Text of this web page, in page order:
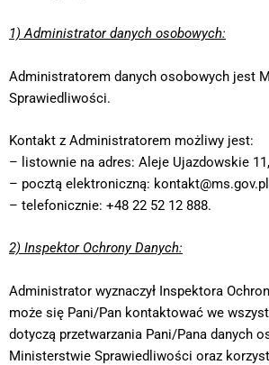
1) Administrator danych osobowych:
Administratorem danych osobowych jest
Sprawiedliwości.
Kontakt z Administratorem możliwy jest:
– listownie na adres: Aleje Ujazdowskie
– pocztą elektroniczną:
– telefonicznie: +48 22 52 12 888.
2) Inspektor Ochrony Danych:
Administrator wyznaczył Inspektora
może się Pani/Pan kontaktować we
dotyczą przetwarzania Pani/Pana danych
Ministerstwie Sprawiedliwości oraz